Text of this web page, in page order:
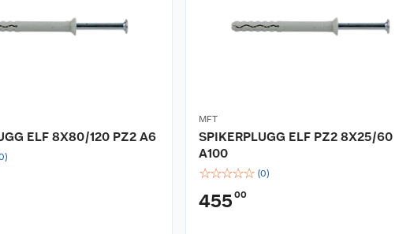
ELF 8X80/120 PZ2 A6
)
MFT
SPIKERPLUGG ELF PZ2 8X25/60
A100
☆☆☆☆☆ (0)
455 00